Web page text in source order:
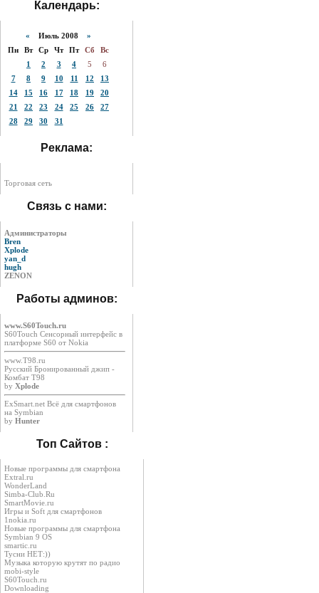
Календарь:
« Июль 2008 »
Пн
Вт Ср Чт Пт Сб
Вс
1
2 3 4 5
6
7
8 9 10 11 12
13
14
15 16 17 18 19
20
21
22 23 24 25 26
27
28
29 30 31
Реклама:
Торговая сеть
Связь с нами:
Администраторы
Bren
Xplode
yan_d
hugh
ZENON
Работы админов:
www.S60Touch.ru
S60Touch Сенсорный интерфейс в
платформе S60 от Nokia
www.T98.ru
Русский Бронированный джип -
Комбат Т98
by Xplode
ExSmart.net Всё для смартфонов
на Symbian
by Hunter
Топ Сайтов :
Новые программы для смартфона
Extral.ru
WonderLand
Simba-Club.Ru
SmartMovie.ru
Игры и Soft для смартфонов
1nokia.ru
Новые программы для смартфона
Symbian 9 OS
smartic.ru
Тусни НЕТ:))
Музыка которую крутят по радио
mobi-style
S60Touch.ru
Downloading